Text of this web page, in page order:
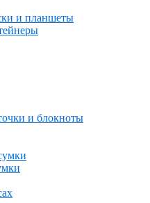
и планшеты
и блокноты